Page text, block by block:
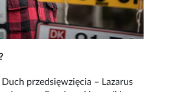
przedsięwzięcia – Lazarus